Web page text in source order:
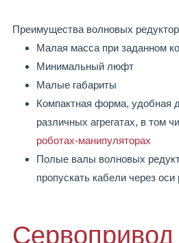
Преимущества волновых
Малая масса при заданном
Минимальный люфт
Малые габариты
Компактная форма, удобная
различных агрегатах, в том
роботах-манипуляторах
Полые валы волновых
пропускать кабели через оси
Сервопривод